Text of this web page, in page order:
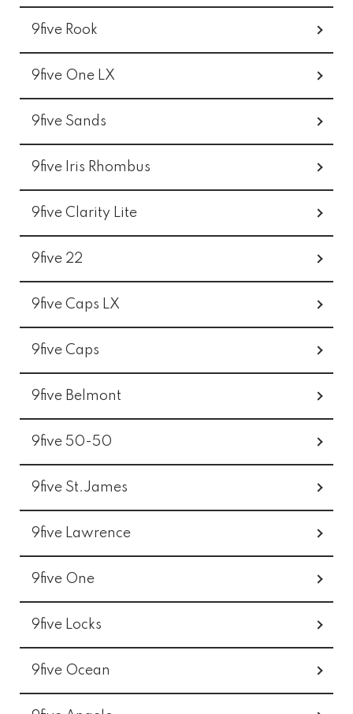
9five Rook
9five One LX
9five Sands
9five Iris Rhombus
9five Clarity Lite
9five 22
9five Caps LX
9five Caps
9five Belmont
9five 50-50
9five St.James
9five Lawrence
9five One
9five Locks
9five Ocean